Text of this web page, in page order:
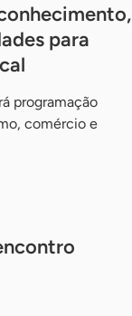
para
programação
comércio e